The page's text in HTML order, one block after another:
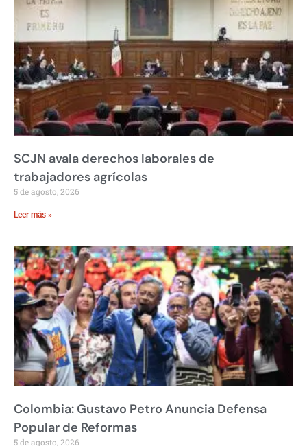
SCJN avala derechos laborales de
trabajadores agrícolas
5 de agosto, 2026
Leer más »
Colombia: Gustavo Petro Anuncia Defensa
Popular de Reformas
5 de agosto, 2026